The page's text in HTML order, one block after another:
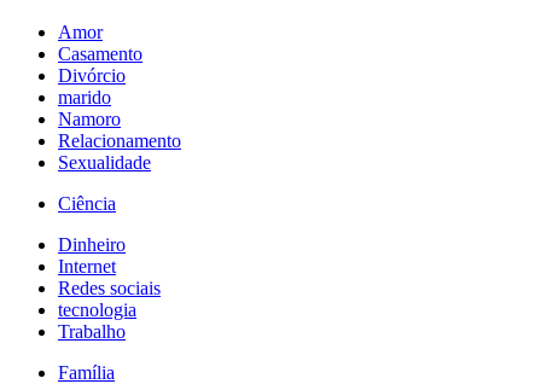
Amor
Casamento
Divórcio
marido
Namoro
Relacionamento
Sexualidade
Ciência
Dinheiro
Internet
Redes sociais
tecnologia
Trabalho
Família